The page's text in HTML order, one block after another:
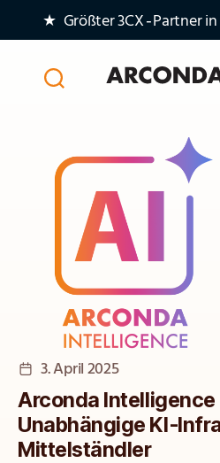
★ Größter 3CX‑Partner
Veröffentlichungsdatum
3. April 2025
Arconda Intelligence
Unabhängige
Mittelständler